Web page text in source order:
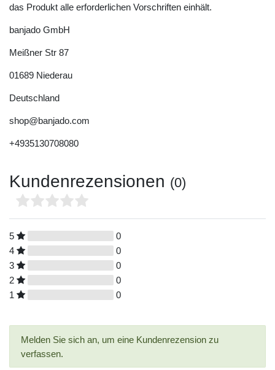
das Produkt alle erforderlichen Vorschriften einhält.
banjado GmbH
Meißner Str 87
01689 Niederau
Deutschland
shop@banjado.com
+4935130708080
Kundenrezensionen (0)
5
0
4
0
3
0
2
0
1
0
Melden Sie sich an, um eine Kundenrezension zu
verfassen.